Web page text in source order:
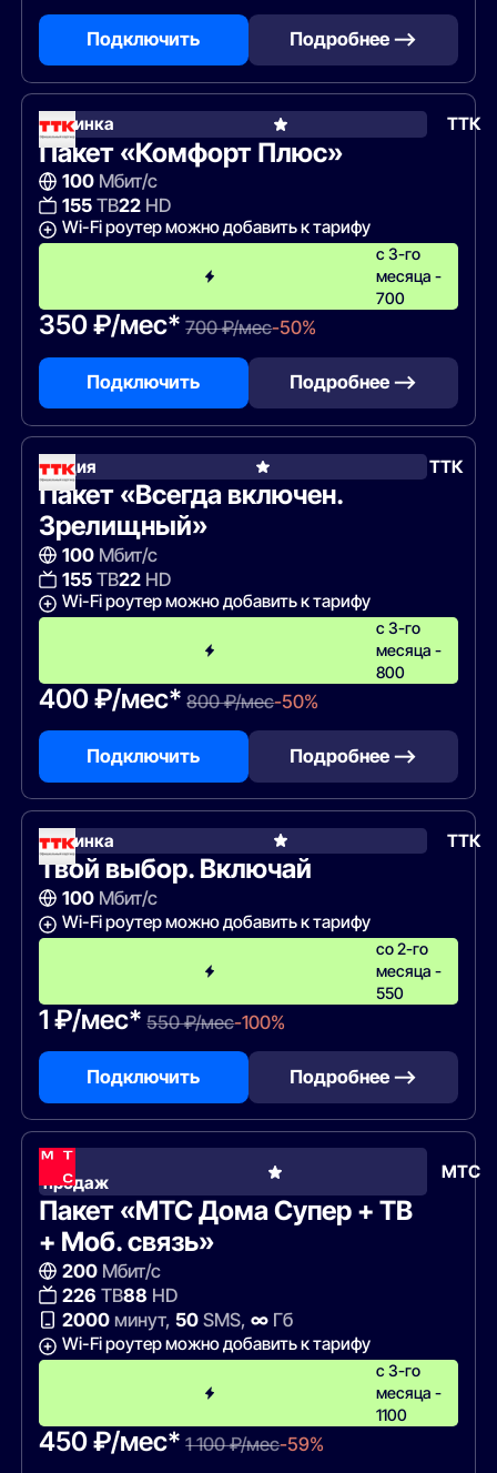
Подключить Подробнее —>
Новинка ТТК
Пакет «Комфорт Плюс»
100Мбит/с
155ТВ22HD
Wi-Fi роутер можно добавить к тарифу
с 3-го
месяца -
700
350 ₽/мес* 700 ₽/мес-50%
Подключить Подробнее —>
Акция ТТК
Пакет «Всегда включен.
Зрелищный»
100Мбит/с
155ТВ22HD
Wi-Fi роутер можно добавить к тарифу
с 3-го
месяца -
800
400 ₽/мес* 800 ₽/мес-50%
Подключить Подробнее —>
Новинка ТТК
Твой выбор. Включай
100Мбит/с
Wi-Fi роутер можно добавить к тарифу
со 2-го
месяца -
550
1 ₽/мес* 550 ₽/мес-100%
Подключить Подробнее —>
Хит
продаж
МТС
Пакет «МТС Дома Супер + ТВ
+ Моб. связь»
200Мбит/с
226 ТВ88 HD
2000минут, 50SMS, ∞Гб
Wi-Fi роутер можно добавить к тарифу
с 3-го
месяца -
1100
450 ₽/мес* 1 100 ₽/мес-59%